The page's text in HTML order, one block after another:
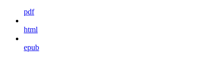
pdf
html
epub